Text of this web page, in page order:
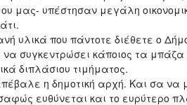
μας- υπέστησαν μεγάλη
υλικά που πάντοτε διέθετε ο
να συγκεντρώσει κάποιος τα
διπλάσιου τιμήματος.
η δημοτική αρχή. Και σα
ευθύνεται και το ευρύτερο